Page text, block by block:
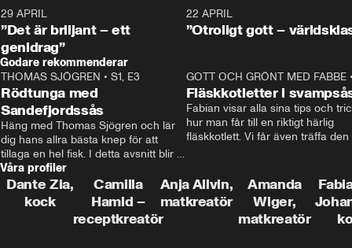
29 APRIL
”Det är briljant – ett
genidrag”
22 APRIL
”Otroligt gott –
Godare rekommenderar
THOMAS SJÖGREN • S1, E3
Rödtunga med
Sandefjordssås
Häng med Thomas Sjögren och lär
dig hans allra bästa knep för att
tillaga en hel fisk. I detta avsnitt blir
de helstekt rödtunga med
sandefjordssås och en magisk sallad
på pepparrot och äpple.
GOTT OCH GRÖNT MED FABBE
Fläskkotletter i
Fabian visar alla sina tips och
hur man får till en riktigt härlig
fläskkotlett. Vi får även träffa den
grisbonde på Gotland.
Våra profiler
Dante Zia,
kock
Camilla
Hamid –
receptkreatör
Anja Allvin,
matkreatör
Amanda
Wiger,
matkreatör